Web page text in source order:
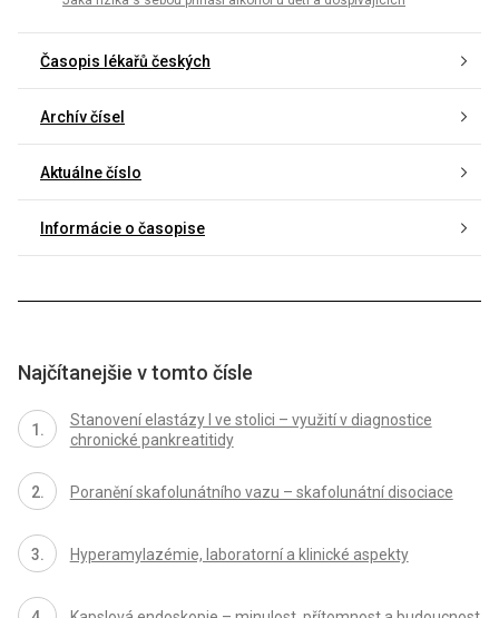
Časopis lékařů českých
Archív čísel
Aktuálne číslo
Informácie o časopise
Najčítanejšie v tomto čísle
Stanovení elastázy I ve stolici – využití v diagnostice
chronické pankreatitidy
Poranění skafolunátního vazu – skafolunátní disociace
Hyperamylazémie, laboratorní a klinické aspekty